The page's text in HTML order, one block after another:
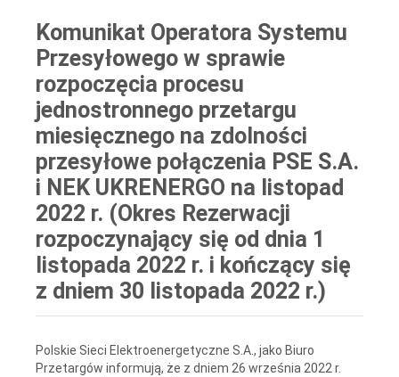
Komunikat Operatora Systemu
Przesyłowego w sprawie
rozpoczęcia procesu
jednostronnego przetargu
miesięcznego na zdolności
przesyłowe połączenia PSE S.A.
i NEK UKRENERGO na listopad
2022 r. (Okres Rezerwacji
rozpoczynający się od dnia 1
listopada 2022 r. i kończący się
z dniem 30 listopada 2022 r.)
Polskie Sieci Elektroenergetyczne S.A., jako Biuro
Przetargów informują, że z dniem 26 września 2022 r.